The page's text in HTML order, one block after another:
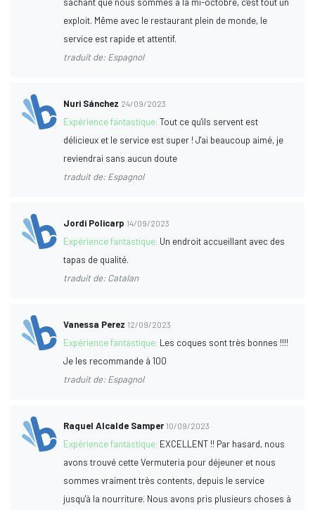
exploit. Même avec le restaurant plein de monde, le
service est rapide et attentif.
traduit de: Espagnol
Nuri Sánchez 24/09/2023
Expérience fantastique:Tout ce qu'ils servent est
délicieux et le service est super ! J'ai beaucoup aimé, je
reviendrai sans aucun doute
traduit de: Espagnol
Jordi Policarp 14/09/2023
Expérience fantastique: Un endroit accueillant avec des
tapas de qualité.
traduit de: Catalan
Vanessa Perez 12/09/2023
Expérience fantastique: Les coques sont très bonnes !!!!
Je les recommande à 100
traduit de: Espagnol
Raquel Alcalde Samper 10/09/2023
Expérience fantastique: EXCELLENT !! Par hasard, nous
avons trouvé cette Vermuteria pour déjeuner et nous
sommes vraiment très contents, depuis le service
jusqu'à la nourriture. Nous avons pris plusieurs choses à